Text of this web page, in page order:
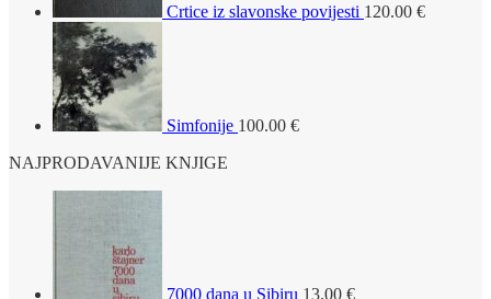
Crtice iz slavonske povijesti 120.00 €
Simfonije 100.00 €
NAJPRODAVANIJE KNJIGE
7000 dana u Sibiru 13.00 €